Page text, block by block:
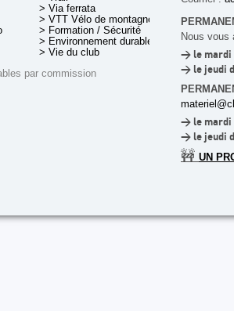
> Via ferrata
> VTT Vélo de montagne
> Formation / Sécurité
> Environnement durable
> Vie du club
par commission
Nous vous
> le mardi
> le jeudi
> le mardi
> le jeudi
🚧 UN